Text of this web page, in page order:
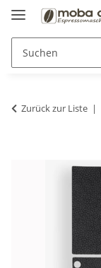
Zurück zur Liste